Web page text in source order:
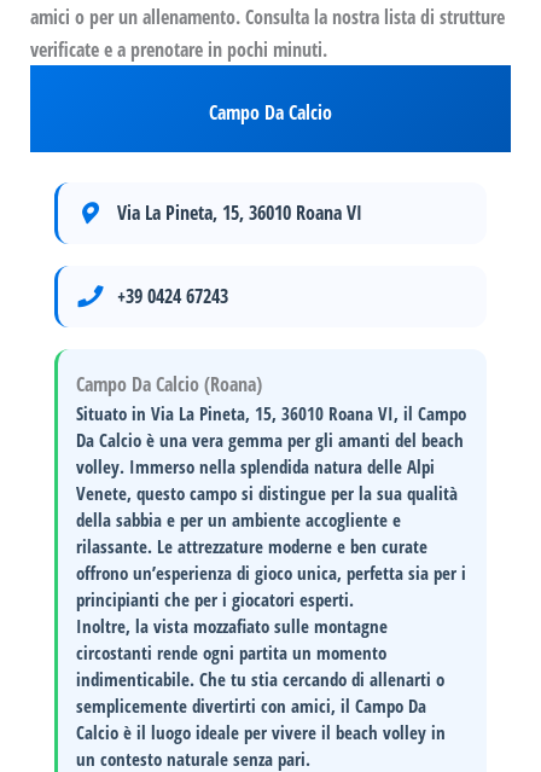
amici o per un allenamento. Consulta la nostra lista di strutture
verificate e a prenotare in pochi minuti.
Campo Da Calcio
Via La Pineta, 15, 36010 Roana VI
+39 0424 67243
Campo Da Calcio (Roana)
Situato inVia La Pineta, 15, 36010 Roana VI, il Campo
Da Calcio è una vera gemma per gli amanti del beach
volley. Immerso nella splendida natura delleAlpi
Venete, questo campo si distingue per la suaqualità
della sabbia e per unambiente accogliente e
rilassante. Le attrezzature moderne e ben curate
offrono un’esperienza di gioco unica, perfetta sia per i
principianti che per i giocatori esperti.
Inoltre, la vista mozzafiato sulle montagne
circostanti rende ogni partita un momento
indimenticabile. Che tu stia cercando di allenarti o
semplicemente divertirti con amici, il Campo Da
Calcio è il luogo ideale pervivere il beach volley in
un contesto naturale senza pari.